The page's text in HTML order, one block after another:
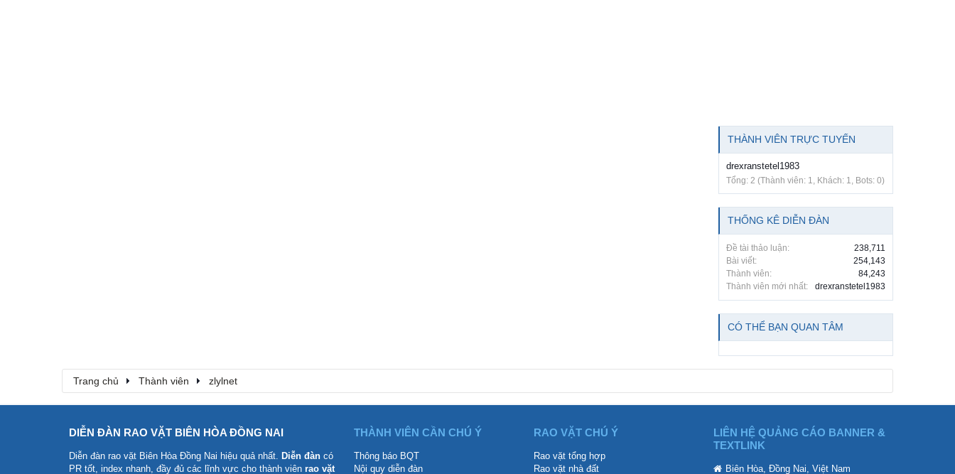
THÀNH VIÊN TRỰC TUYẾN
drexranstetel1983
Tổng: 2 (Thành viên: 1, Khách: 1, Bots: 0)
THỐNG KÊ DIỄN ĐÀN
Đề tài thảo luận:
238,711
Bài viết:
254,143
Thành viên:
84,243
Thành viên mới nhất:
drexranstetel1983
CÓ THỂ BẠN QUAN TÂM
Trang chủ Thành viên zlylnet
DIỄN ĐÀN RAO VẶT BIÊN HÒA ĐỒNG NAI
Diễn đàn rao vặt Biên Hòa Đồng Nai hiệu quả nhất. Diễn đàn có
PR tốt, index nhanh, đầy đủ các lĩnh vực cho thành viên rao vặt
THÀNH VIÊN CẦN CHÚ Ý
Thông báo BQT
Nội quy diễn đàn
RAO VẶT CHÚ Ý
Rao vặt tổng hợp
Rao vặt nhà đất
LIÊN HỆ QUẢNG CÁO BANNER &
TEXTLINK
Biên Hòa, Đồng Nai, Việt Nam